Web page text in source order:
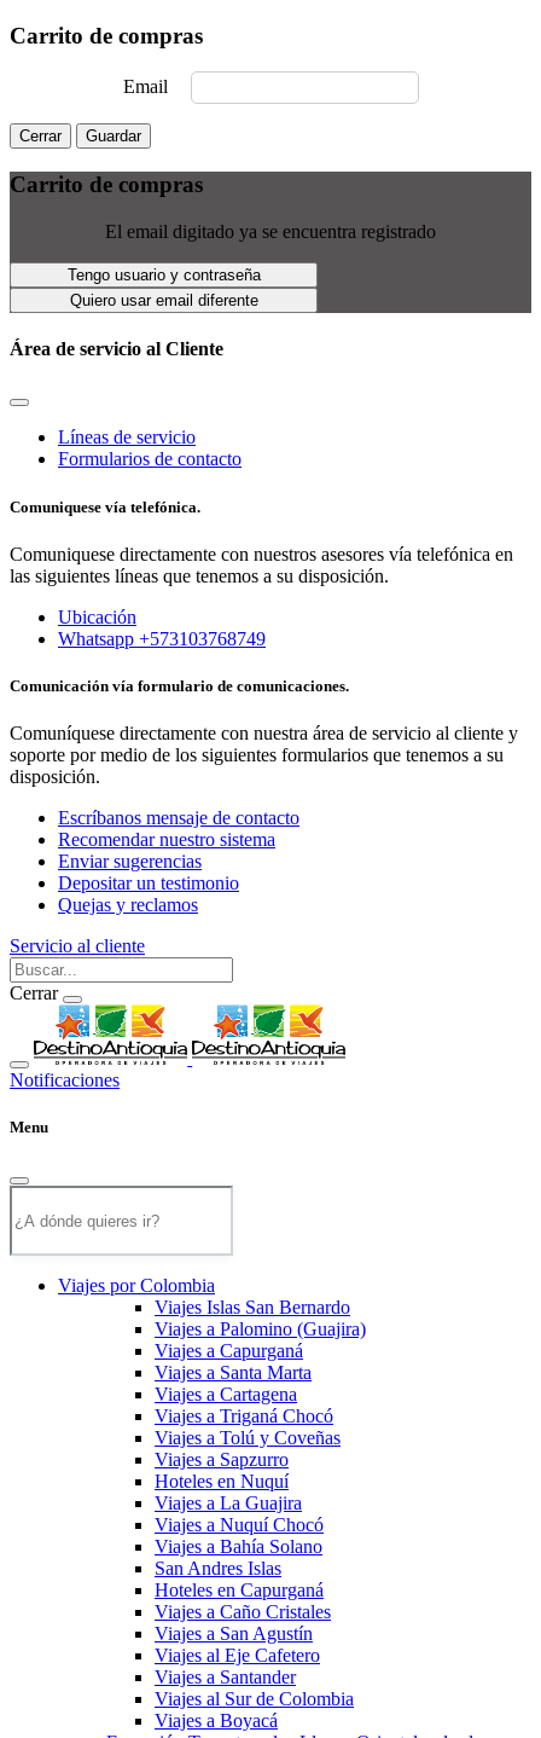
Carrito de compras
Email
Cerrar Guardar
Carrito de compras
El email digitado ya se encuentra registrado
Tengo usuario y contraseña
Quiero usar email diferente
Área de servicio al Cliente
Líneas de servicio
Formularios de contacto
Comuniquese vía telefónica.
Comuniquese directamente con nuestros asesores vía telefónica en
las siguientes líneas que tenemos a su disposición.
Ubicación
Whatsapp +573103768749
Comunicación vía formulario de comunicaciones.
Comuníquese directamente con nuestra área de servicio al cliente y
soporte por medio de los siguientes formularios que tenemos a su
disposición.
Escríbanos mensaje de contacto
Recomendar nuestro sistema
Enviar sugerencias
Depositar un testimonio
Quejas y reclamos
Servicio al cliente
Cerrar
Notificaciones
Menu
Viajes por Colombia
Viajes Islas San Bernardo
Viajes a Palomino (Guajira)
Viajes a Capurganá
Viajes a Santa Marta
Viajes a Cartagena
Viajes a Triganá Chocó
Viajes a Tolú y Coveñas
Viajes a Sapzurro
Hoteles en Nuquí
Viajes a La Guajira
Viajes a Nuquí Chocó
Viajes a Bahía Solano
San Andres Islas
Hoteles en Capurganá
Viajes a Caño Cristales
Viajes a San Agustín
Viajes al Eje Cafetero
Viajes a Santander
Viajes al Sur de Colombia
Viajes a Boyacá